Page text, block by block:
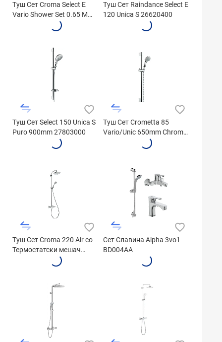
Туш Сет Croma Select E
Vario Shower Set 0.65 M
Туш Сет Raindance Select E
120 Unica S 26620400
Туш Сет Select 150 Unica S
Puro 900mm 27803000
Туш Сет Crometta 85
Vario/Unic 650mm Chrome
Туш Сет Croma 220 Air со
Термостатски мешач
Сет Славина Alpha 3vo1
BD004AA